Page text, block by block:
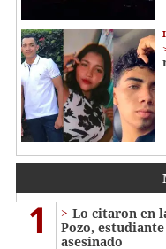
1
Lo citaron en
Pozo,
asesinado